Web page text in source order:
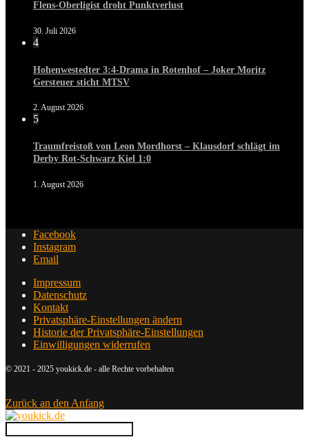
Flens-Oberligist droht Punktverlust
30. Juli 2026
4
Hohenwestedter 3:4-Drama in Rotenhof – Joker Moritz
Gersteuer sticht MTSV
2. August 2026
5
Traumfreistoß von Leon Mordhorst – Klausdorf schlägt im
Derby Rot-Schwarz Kiel 1:0
1. August 2026
Facebook
Instagram
Email
Impressum
Datenschutz
Kontakt
Privatsphäre-Einstellungen ändern
Historie der Privatsphäre-Einstellungen
Einwilligungen widerrufen
© 2021 - 2025 youkick.de - alle Rechte vorbehalten
Zurück an den Anfang